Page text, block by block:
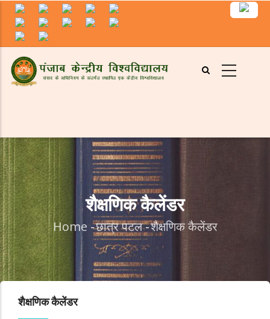
Skip
main
शैक्षणिक कैलेंडर
Breadcrumb
Home -छात्र पटल-शैक्षणिक कैलेंडर
शैक्षणिक कैलेंडर